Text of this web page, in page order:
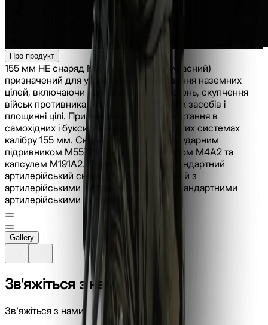
Про продукт
155 мм HE снаряд M107 (осколково-фугасний)
призначений для ураження та придушення наземних
цілей, включаючи контрбатарейний вогонь, скупчення
військ противника, колони транспортних засобів і
площинні цілі. Призначений для використання в
самохідних і буксированих артилерійських системах
калібру 155 мм. Снаряд постачається з ударним
підривником M557P1, метальним зарядом M4A2 та
капсулем M191A2. Снаряд M107 – це стандартний
артилерійський снаряд, широко сумісний з
артилерійськими системами НАТО та стандартними
артилерійськими системами НАТО.
Gallery
Зв'яжіться з нами
Зв'яжіться з нами